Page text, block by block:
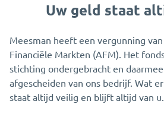
Uw geld staat
Meesman heeft een vergunning
Financiële Markten (AFM). Het
stichting ondergebracht en
afgescheiden van ons bedrijf. Wat
staat altijd veilig en blijft altijd van u.